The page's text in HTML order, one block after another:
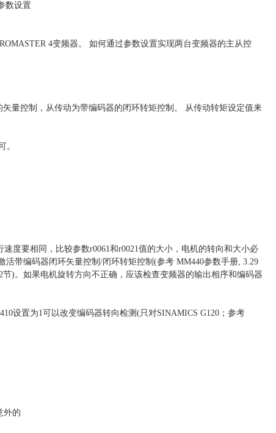
数设置
4变频器。 如何通过参数设置实现两台变频器的主从控
量控制，从传动为带编码器的闭环转矩控制。 从传动转矩设定值来
。
度要相同，比较参数r0061和r0021值的大小，电机的转向和大小必
带编码器闭环矢量控制/闭环转矩控制(参考 MM440参数手册, 3.29
)。如果电机旋转方向不正确，应该检查变频器的输出相序和编码器
设置为1可以改变编码器转向检测(只对SINAMICS G120；参考
外的